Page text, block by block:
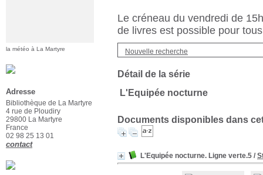
Le créneau du vendredi de
de livres est possible pour
Nouvelle recherche
Détail de la série
L'Equipée nocturne
Documents disponibles dans
L'Equipée nocturne. Ligne verte.5 /
la météo à La Martyre
Adresse
Bibliothèque de La Martyre
4 rue de Ploudiry
29800 La Martyre
France
02 98 25 13 01
contact